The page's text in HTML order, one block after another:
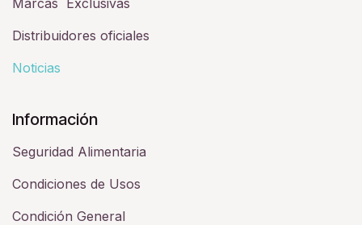
Distribuidores oficiales
Noticias
Información
Seguridad Alimentaria
Condiciones de Usos
Condición General